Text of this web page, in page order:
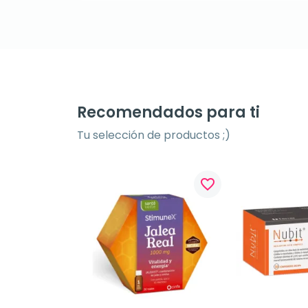
Recomendados para ti
Tu selección de productos ;)
favorite_border